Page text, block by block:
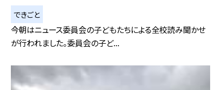
できごと
今朝はニュース委員会の子どもたちによる全校読み聞かせ
が行われました。委員会の子ど...